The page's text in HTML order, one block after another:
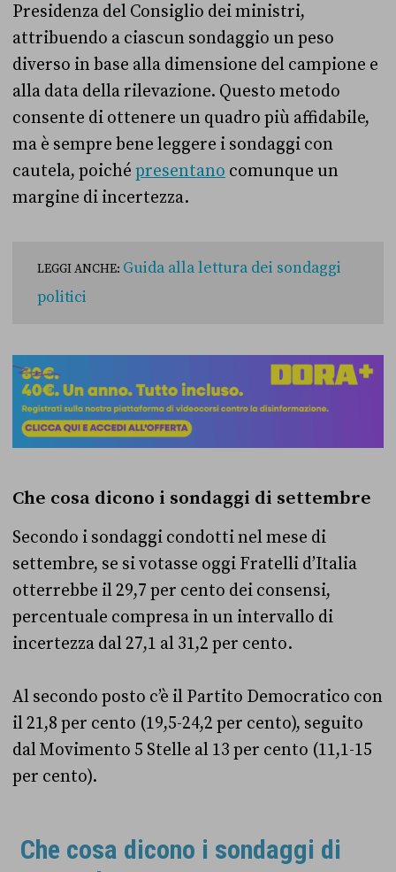
Presidenza del Consiglio dei ministri,
attribuendo a ciascun sondaggio un peso
diverso in base alla dimensione del campione e
alla data della rilevazione. Questo metodo
consente di ottenere un quadro più affidabile,
ma è sempre bene leggere i sondaggi con
cautela, poiché presentano comunque un
margine di incertezza.
LEGGI ANCHE: Guida alla lettura dei sondaggi
politici
Che cosa dicono i sondaggi di settembre
Secondo i sondaggi condotti nel mese di
settembre, se si votasse oggi Fratelli d’Italia
otterrebbe il 29,7 per cento dei consensi,
percentuale compresa in un intervallo di
incertezza dal 27,1 al 31,2 per cento.
Al secondo posto c’è il Partito Democratico con
il 21,8 per cento (19,5-24,2 per cento), seguito
dal Movimento 5 Stelle al 13 per cento (11,1-15
per cento).